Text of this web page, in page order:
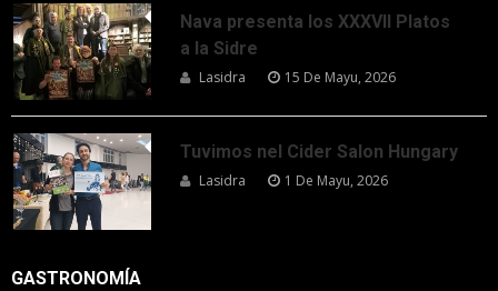
Nava presenta los XXXVII Platos
a la Sidre
Lasidra 15 De Mayu, 2026
Tuvimos nel Cider Salon Hungary
Lasidra 1 De Mayu, 2026
GASTRONOMÍA